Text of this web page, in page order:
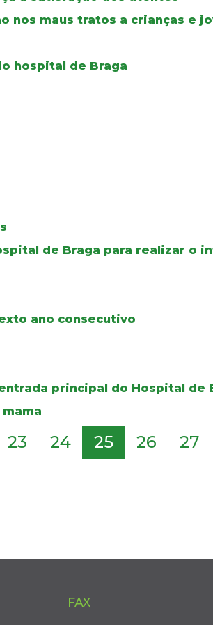
nos maus tratos a crianças e
hospital de Braga
de Braga para realizar o
ano consecutivo
principal do Hospital de
23 24 25 26 27
FAX